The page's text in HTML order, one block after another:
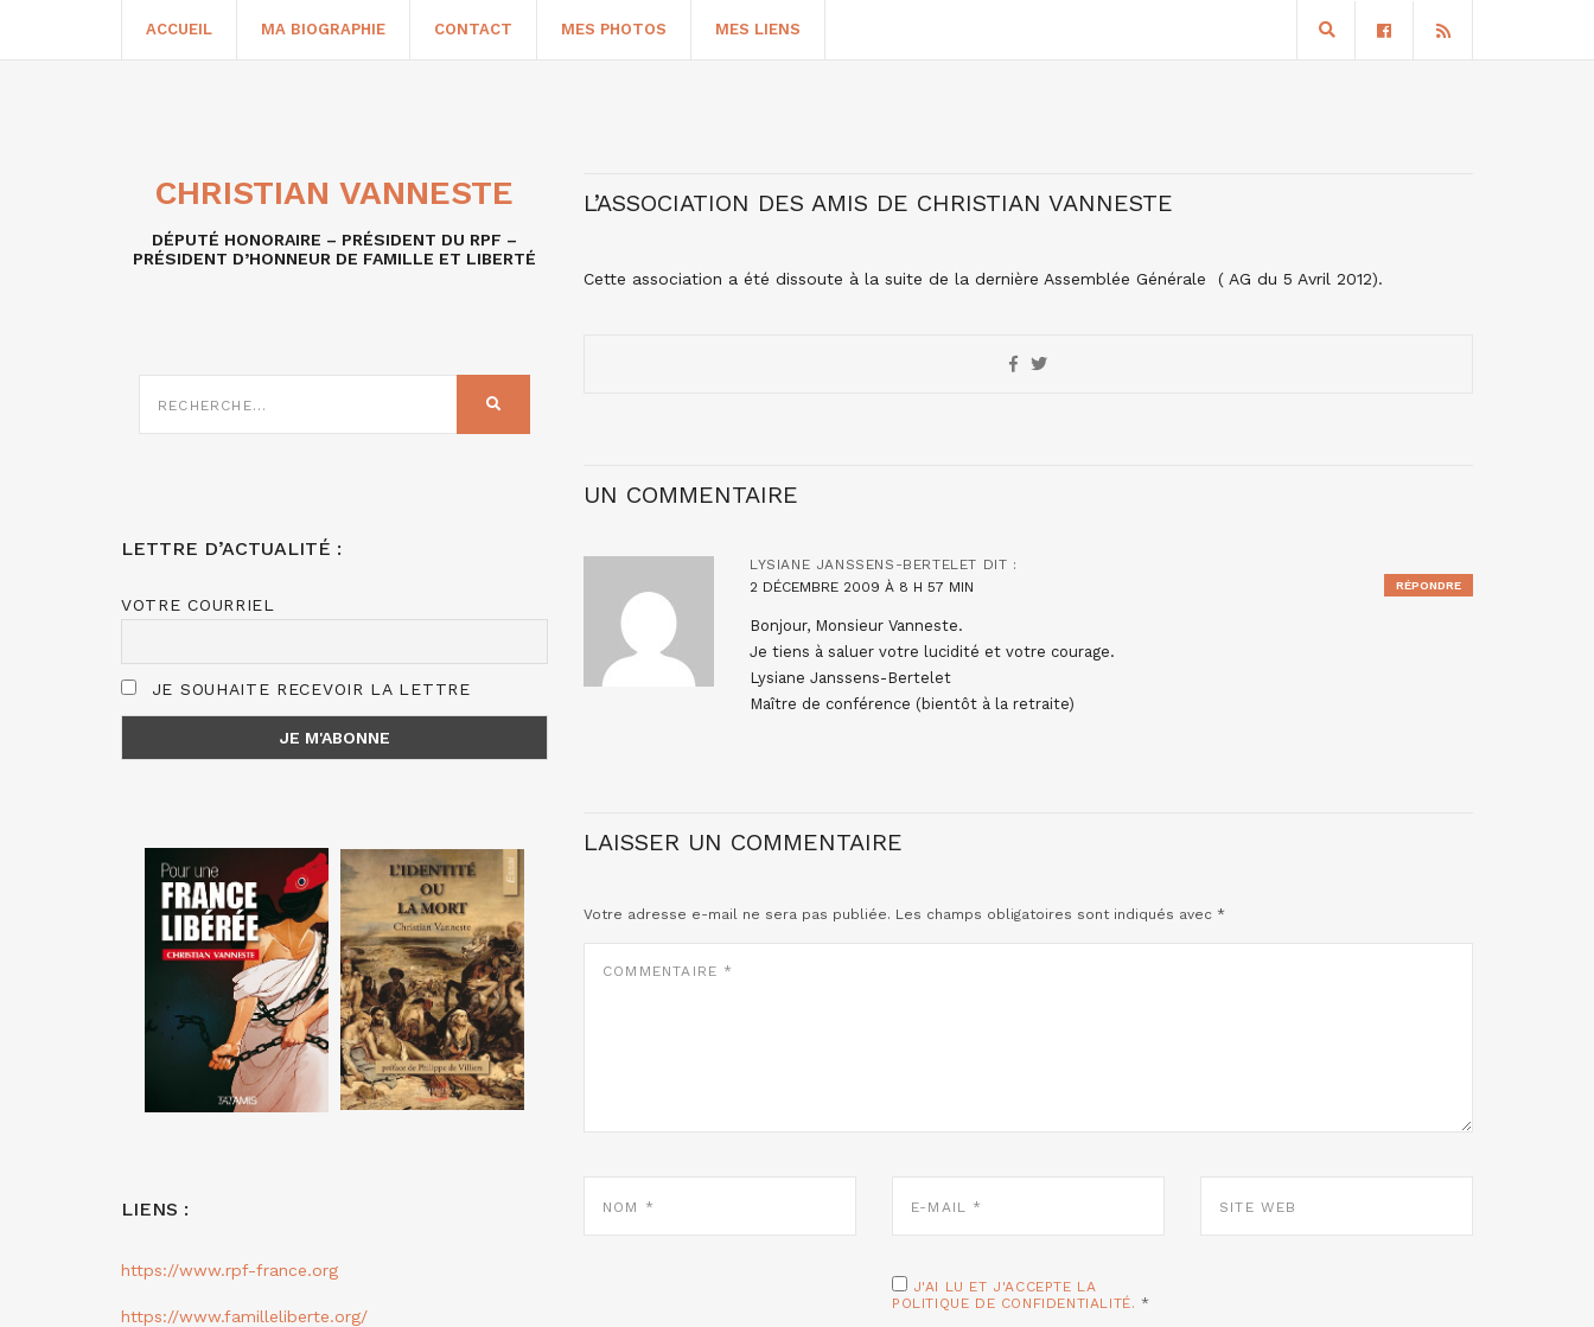
ACCUEIL MA BIOGRAPHIE CONTACT MES PHOTOS MES LIENS
L’ASSOCIATION DES AMIS DE CHRISTIAN VANNESTE
Cette association a été dissoute à la suite de la dernière Assemblée Générale ( AG du 5 Avril 2012).
UN COMMENTAIRE
LYSIANE JANSSENS-BERTELET DIT :
2 DÉCEMBRE 2009 À 8 H 57 MIN
Bonjour, Monsieur Vanneste.
Je tiens à saluer votre lucidité et votre courage.
Lysiane Janssens-Bertelet
Maître de conférence (bientôt à la retraite)
RÉPONDRE
LAISSER UN COMMENTAIRE
Votre adresse e-mail ne sera pas publiée. Les champs obligatoires sont indiqués avec *
MAIL
WEB
J'AI LU ET J'ACCEPTE LA
POLITIQUE DE CONFIDENTIALITÉ. *
CHRISTIAN VANNESTE
DÉPUTÉ HONORAIRE – PRÉSIDENT DU RPF –
PRÉSIDENT D’HONNEUR DE FAMILLE ET LIBERTÉ
SUR
LETTRE D’ACTUALITÉ :
VOTRE COURRIEL
JE SOUHAITE RECEVOIR LA LETTRE
LIENS :
https://www.rpf-france.org
https://www.familleliberte.org/